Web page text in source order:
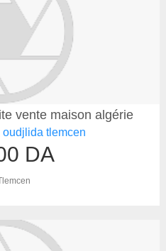
vente maison algérie
oudjlida tlemcen
DA